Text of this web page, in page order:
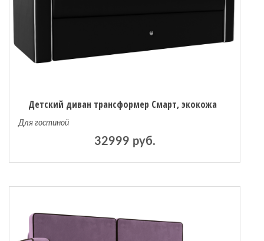
Детский диван трансформер Смарт, экокожа
Для гостиной
32999 руб.